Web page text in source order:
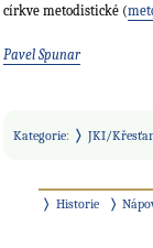
církve metodistické (
Pavel Spunar
Kategorie: JKI/
Historie